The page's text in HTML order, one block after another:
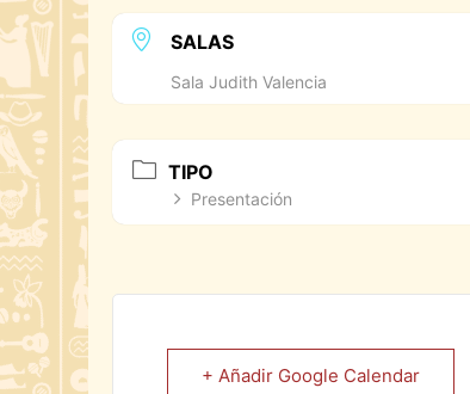
SALAS
Sala Judith Valencia
TIPO
Presentación
+ Añadir Google Calendar